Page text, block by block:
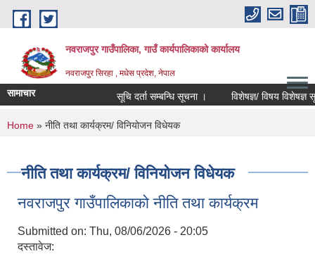
Skip to main content
नवराजपुर गाउँपालिका, गाउँ कार्यपालिकाको कार्यालय
नवराजपुर सिरहा , मधेस प्रदेश, नेपाल
सामाचार सूचि दर्ता सम्बन्धि सूचना । विशेषज्ञ/ विषय विशेषज्ञ
You are here
Home » नीति तथा कार्यक्रम/ विनियोजन विधेयक
नीति तथा कार्यक्रम/ विनियोजन विधेयक
नवराजपुर गाउँपालिकाको नीति तथा कार्यक्रम
Submitted on: Thu, 08/06/2026 - 20:05
दस्तावेज: